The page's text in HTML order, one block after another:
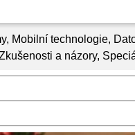
, Mobilní technologie,
a názory,